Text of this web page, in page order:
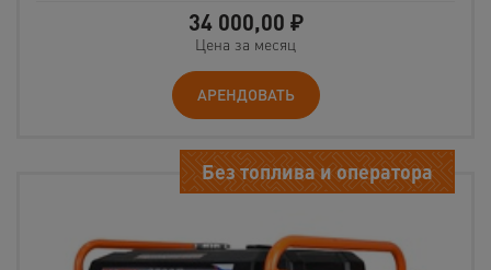
34 000,00 ₽
Цена за месяц
АРЕНДОВАТЬ
Без топлива и оператора